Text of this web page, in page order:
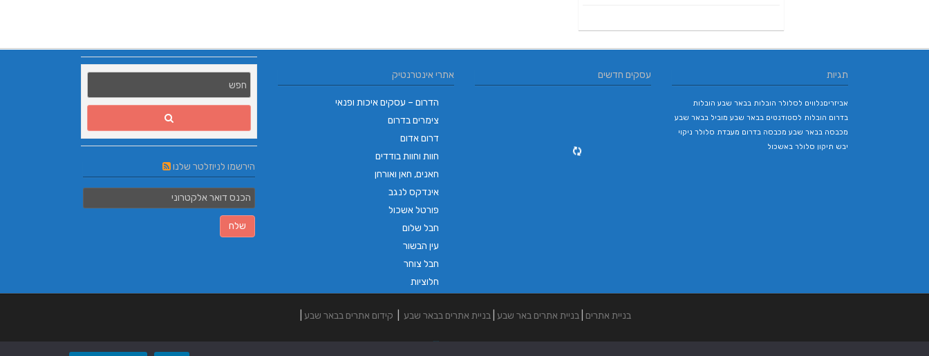
הירשמו לניוזלטר שלנו
אתרי אינטרנטיק
הדרום – עסקים איכות ופנאי
צימרים בדרום
דרום אדום
חוות וחוות בודדים
חאנים, חאן ואורחן
אינדקס לנגב
פורטל אשכול
חבל שלום
עין הבשור
חבל צוחר
חלוציות
עסקים חדשים תגיות
אביזריםנלווים לסלולר הובלות בבאר שבע הובלות
בדרום הובלות לסטודנטים בבאר שבע מוביל בבאר שבע
מכבסה בבאר שבע מכבסה בדרום מעבדת סלולר ניקוי
יבש תיקון סלולר באשכול
בניית אתרים בניית אתרים באר שבע בניית אתרים בבאר שבע קידום אתרים בבאר שבע